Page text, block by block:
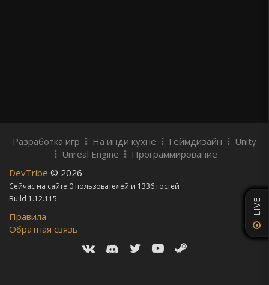
LIVE
Разработка игр На инди кухне Геймдизайн
Unity
Unreal Engine
Программирование
DevTribe © 2026
Сейчас на сайте 0 пользователей и 1336 гостей
Build 1.12.115
Правила
Обратная связь